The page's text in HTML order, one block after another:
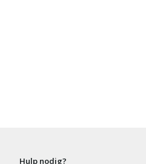
Hulp nodig?